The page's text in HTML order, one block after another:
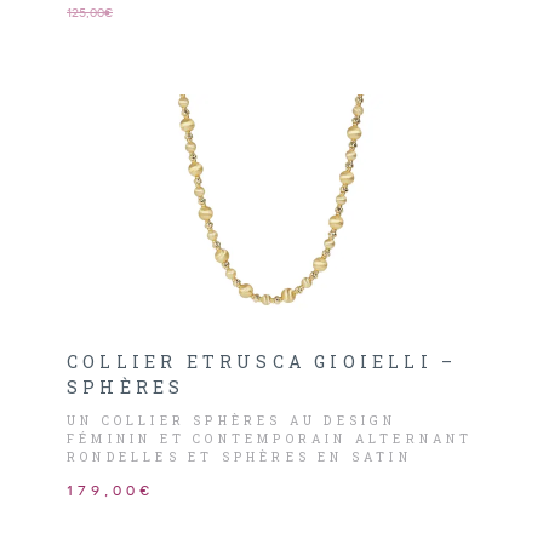
125,00€
COLLIER ETRUSCA GIOIELLI –
SPHÈRES
UN COLLIER SPHÈRES AU DESIGN
FÉMININ ET CONTEMPORAIN ALTERNANT
RONDELLES ET SPHÈRES EN SATIN
179,00€